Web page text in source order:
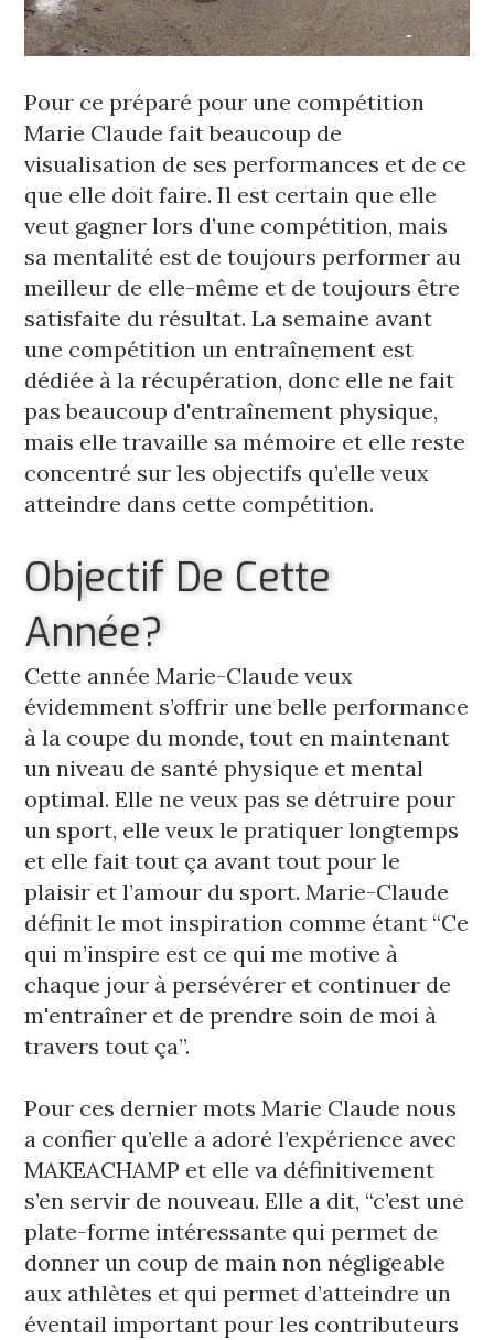
﻿Pour ce préparé pour une compétition
Marie Claude fait beaucoup de
visualisation de ses performances et de ce
que elle doit faire. Il est certain que elle
veut gagner lors d’une compétition, mais
sa mentalité est de toujours performer au
meilleur de elle-même et de toujours être
satisfaite du résultat. La semaine avant
une compétition un entraînement est
dédiée à la récupération, donc elle ne fait
pas beaucoup d'entraînement physique,
mais elle travaille sa mémoire et elle reste
concentré sur les objectifs qu’elle veux
atteindre dans cette compétition.
Objectif De Cette
Année?
﻿Cette année Marie-Claude veux
évidemment s’offrir une belle performance
à la coupe du monde, tout en maintenant
un niveau de santé physique et mental
optimal. Elle ne veux pas se détruire pour
un sport, elle veux le pratiquer longtemps
et elle fait tout ça avant tout pour le
plaisir et l’amour du sport. Marie-Claude
définit le mot inspiration comme étant “Ce
qui m’inspire est ce qui me motive à
chaque jour à persévérer et continuer de
m'entraîner et de prendre soin de moi à
travers tout ça”.
Pour ces dernier mots Marie Claude nous
a confier qu’elle a adoré l’expérience avec
MAKEACHAMP et elle va définitivement
s’en servir de nouveau. Elle a dit, “c’est une
plate-forme intéressante qui permet de
donner un coup de main non négligeable
aux athlètes et qui permet d’atteindre un
éventail important pour les contributeurs